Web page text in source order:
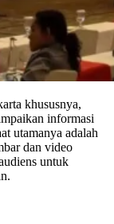
khususnya,
informasi
utamanya adalah
dan video
untuk